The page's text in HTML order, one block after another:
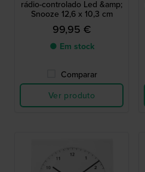
rádio-controlado Led &amp;
Snooze 12,6 x 10,3 cm
99,95 €
● Em stock
Comparar
Ver produto